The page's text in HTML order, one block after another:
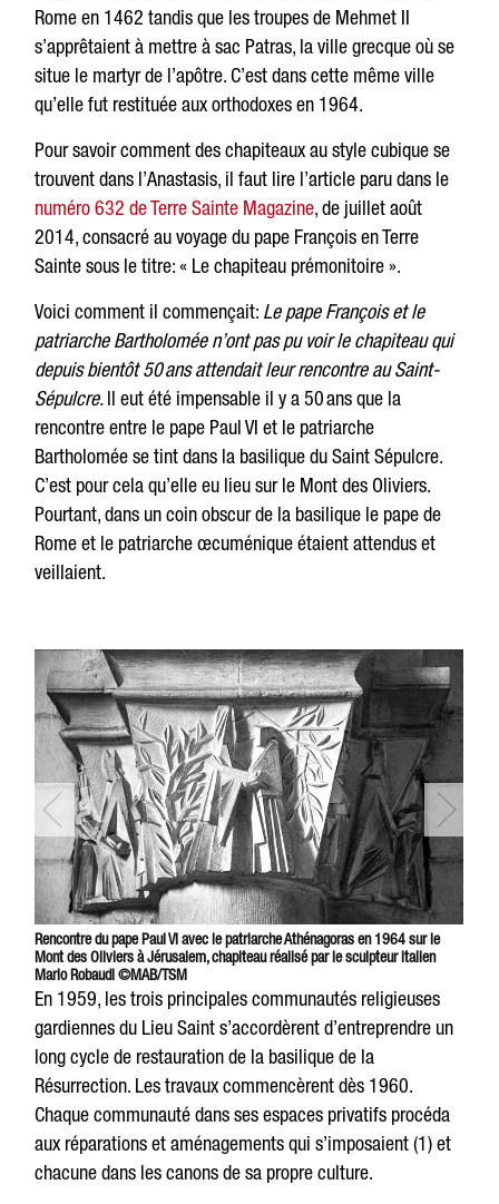
Rome en 1462 tandis que les troupes de Mehmet II
s’apprêtaient à mettre à sac Patras, la ville grecque où se
situe le martyr de l’apôtre. C’est dans cette même ville
qu’elle fut restituée aux orthodoxes en 1964.
Pour savoir comment des chapiteaux au style cubique se
trouvent dans l’Anastasis, il faut lire l’article paru dans le
numéro 632 de Terre Sainte Magazine, de juillet août
2014, consacré au voyage du pape François en Terre
Sainte sous le titre: « Le chapiteau prémonitoire ».
Voici comment il commençait: Le pape François et le
patriarche Bartholomée n’ont pas pu voir le chapiteau qui
depuis bientôt 50 ans attendait leur rencontre au Saint-
Sépulcre.ll eut été impensable il y a 50 ans que la
rencontre entre le pape Paul VI et le patriarche
Bartholomée se tint dans la basilique du Saint Sépulcre.
C’est pour cela qu’elle eu lieu sur le Mont des Oliviers.
Pourtant, dans un coin obscur de la basilique le pape de
Rome et le patriarche œcuménique étaient attendus et
veillaient.
Rencontre du pape Paul VI avec le patriarche Athénagoras en 1964 sur le
Mont des Oliviers à Jérusalem, chapiteau réalisé par le sculpteur italien
Mario Robaudi ©MAB/TSM
En 1959, les trois principales communautés religieuses
gardiennes du Lieu Saint s’accordèrent d’entreprendre un
long cycle de restauration de la basilique de la
Résurrection. Les travaux commencèrent dès 1960.
Chaque communauté dans ses espaces privatifs procéda
aux réparations et aménagements qui s’imposaient (1) et
chacune dans les canons de sa propre culture.